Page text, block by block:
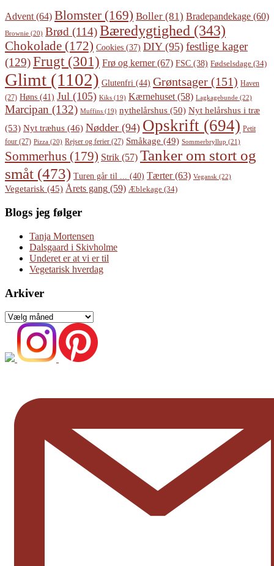
Advent (64) Blomster (169) Boller (81) Bradepandekage (60)
Brownie (20) Brød (114)Bæredygtighed (343)
Chokolade (172) Cookies (37) DIY(95) festlige kager
(129)Frugt(301) Frø og kerner(67) FSC (38) Fødselsdage (34)
Glimt (1102) Glutenfri (44) Grøntsager (151) Haven
(27) Høns (41) Jul (105) Kiks (19) Kærnehuset (58) Lagkagebunde (22)
Marcipan (132) Muffins (19) nythelårshus (50) Nyt helårshus i træ
(53) Nyt træhus (46) Nødder (94) Opskrift (694) Petit
four (27) Pizza (20) Rejser og ferier (27) Småkage (49) Sommerbryllup (21)
Sommerhus (179) Strik (57) Tanker om stort og
småt (473) Turen går til ... (40) Tærter(63) Vegansk (22)
Vegetarisk (45) Årets gang (59) Æblekage (34)
Blogs jeg følger
Tanja Mortensen
Dalsgaard i Skivholme
Underet er at vi er til
Vegetarisk hverdag
Arkiver
Arkiver